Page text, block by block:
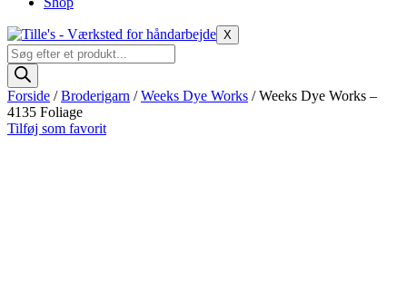
X
Products
search
Forside /Broderigarn /Weeks Dye Works / Weeks Dye Works –
4135 Foliage
Tilføj som favorit